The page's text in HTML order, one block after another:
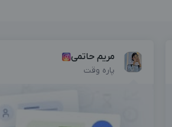
مریم حاتمی
پاره وقت